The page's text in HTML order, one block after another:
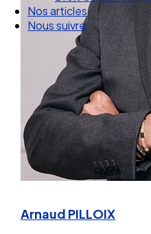
Droit Social : 60
Nos articles
Nous suivre
Arnaud PILLOIX